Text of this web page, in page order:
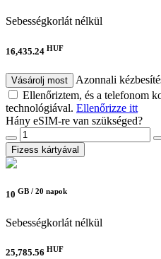
Sebességkorlát nélkül
16,435.24 HUF
Vásárolj most
Azonnali
Ellenőriztem, és a telefonom
technológiával. Ellenőrizze itt
Hány eSIM-re van szükséged?
Fizess kártyával
10 GB / 20 napok
Sebességkorlát nélkül
25,785.56 HUF